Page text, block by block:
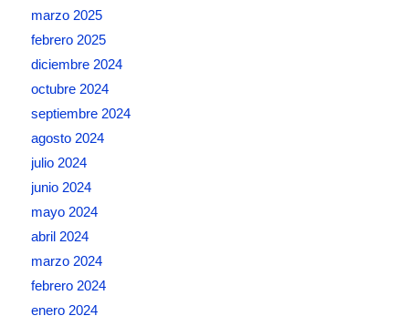
marzo 2025
febrero 2025
diciembre 2024
octubre 2024
septiembre 2024
agosto 2024
julio 2024
junio 2024
mayo 2024
abril 2024
marzo 2024
febrero 2024
enero 2024